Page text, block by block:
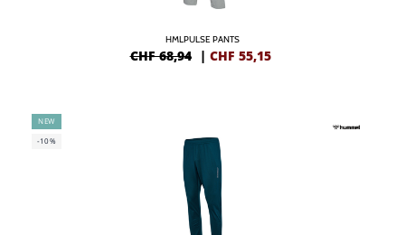
HMLPULSE PANTS
CHF 68,94 | CHF 55,15
NEW
-10%